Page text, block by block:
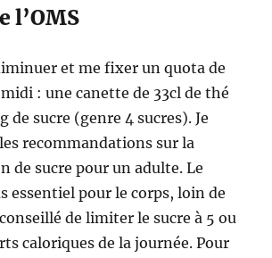
l’OMS
et me fixer un quota de
: une canette de 33cl de thé
de sucre (genre 4 sucres). Je
recommandations sur la
de sucre pour un adulte. Le
essentiel pour le corps, loin de
de limiter le sucre à 5 ou
caloriques de la journée. Pour